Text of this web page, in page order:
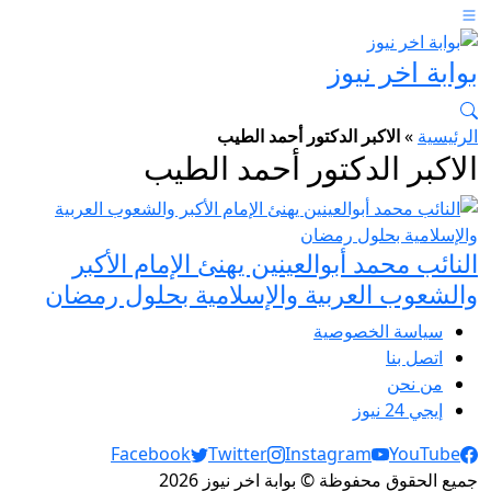
بوابة اخر نيوز
الرئيسية »الاكبر الدكتور أحمد الطيب
الاكبر الدكتور أحمد الطيب
النائب محمد أبوالعينين يهنئ الإمام الأكبر
والشعوب العربية والإسلامية بحلول رمضان
سياسة الخصوصية
اتصل بنا
من نحن
إيجي 24 نيوز
Social Links
Facebook Twitter Instagram
YouTube
جميع الحقوق محفوظة © بوابة اخر نيوز 2026